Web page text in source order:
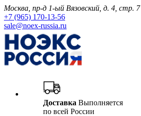
Москва, пр-д 1-ый Вязовский, д. 4, стр. 7
+7 (965) 170-13-56
sale@noex-russia.ru
Доставка Выполняется
по всей России